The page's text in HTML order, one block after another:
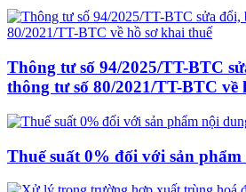
Thông tư số 94/2025/TT-BTC
thông tư số 80/2021/TT-BTC về
Thuế suất 0% đối với sản phẩm